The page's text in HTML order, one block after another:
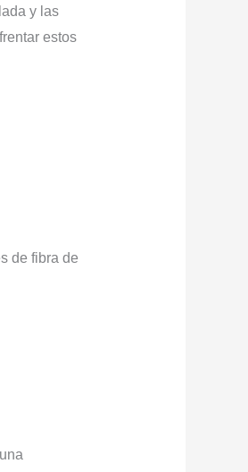
y las
estos
de fibra de